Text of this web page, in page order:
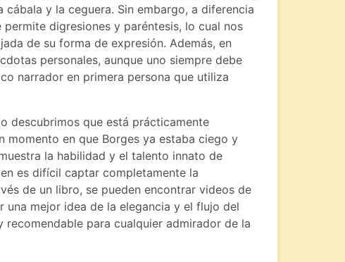
cábala y la ceguera. Sin embargo, a diferencia
digresiones y paréntesis, lo cual nos
de su forma de expresión. Además, en
personales, aunque uno siempre debe
narrador en primera persona que utiliza
descubrimos que está prácticamente
momento en que Borges ya estaba ciego y
la habilidad y el talento innato de
es difícil captar completamente la
de un libro, se pueden encontrar videos de
una mejor idea de la elegancia y el flujo del
para cualquier admirador de la